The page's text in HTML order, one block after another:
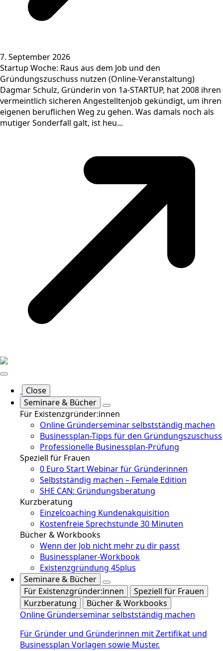
7. September 2026
Startup Woche: Raus aus dem Job und den
Gründungszuschuss nutzen (Online-Veranstaltung)
Dagmar Schulz, Gründerin von 1a-STARTUP, hat 2008 ihren
vermeintlich sicheren Angestelltenjob gekündigt, um ihren
eigenen beruflichen Weg zu gehen. Was damals noch als
mutiger Sonderfall galt, ist heu...
Close
Seminare & Bücher
Für Existenzgründer:innen
Online Gründerseminar selbstständig machen
Businessplan-Tipps für den Gründungszuschuss
Professionelle Businessplan-Prüfung
Speziell für Frauen
0 Euro Start Webinar für Gründerinnen
Selbstständig machen – Female Edition
SHE CAN: Gründungsberatung
Kurzberatung
Einzelcoaching Kundenakquisition
Kostenfreie Sprechstunde 30 Minuten
Bücher & Workbooks
Wenn der Job nicht mehr zu dir passt
Businessplaner-Workbook
Existenzgründung 45plus
Seminare & Bücher
Für Existenzgründer:innen
Speziell für Frauen
Kurzberatung
Bücher & Workbooks
Online Gründerseminar selbstständig machen
Für Gründer und Gründerinnen mit Zertifikat und
Businessplan Vorlagen sowie Muster.